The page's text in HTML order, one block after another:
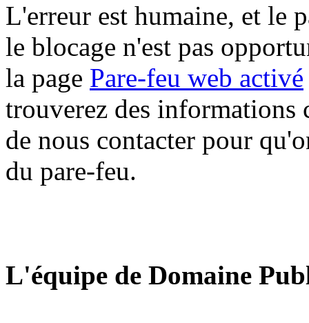
L'erreur est humaine, et le
le blocage n'est pas
la page Pare-feu web activé
trouverez des informations
de nous contacter pour
du pare-feu.
L'équipe de Domaine